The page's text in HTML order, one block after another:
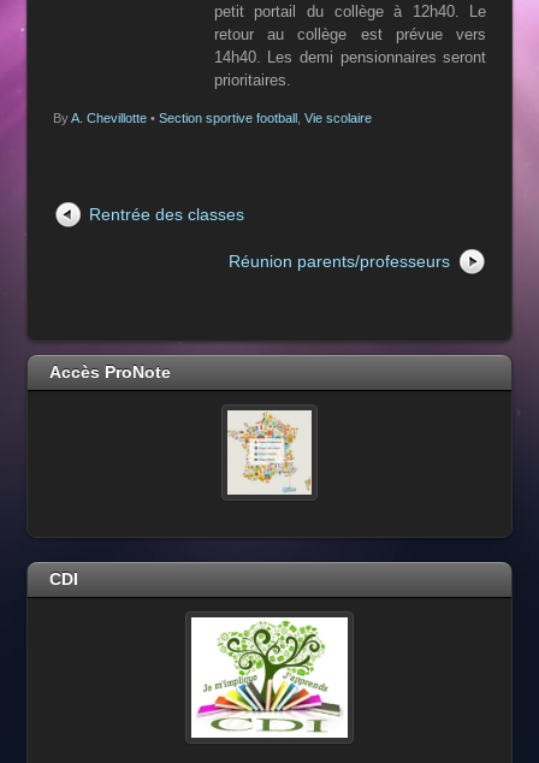
petit portail du collège à 12h40. Le
retour au collège est prévue vers
14h40. Les demi pensionnaires seront
prioritaires.
ByA. Chevillotte• Section sportive football, Vie scolaire
Rentrée des classes
Réunion parents/professeurs
Accès ProNote
CDI